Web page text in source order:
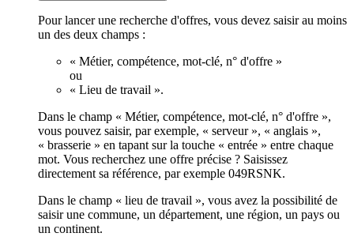
Pour lancer une recherche d'offres, vous devez saisir au moins
un des deux champs :
« Métier, compétence, mot-clé, n° d'offre »
ou
« Lieu de travail ».
Dans le champ « Métier, compétence, mot-clé, n° d'offre »,
vous pouvez saisir, par exemple, « serveur », « anglais »,
« brasserie » en tapant sur la touche « entrée » entre chaque
mot. Vous recherchez une offre précise ? Saisissez
directement sa référence, par exemple 049RSNK.
Dans le champ « lieu de travail », vous avez la possibilité de
saisir une commune, un département, une région, un pays ou
un continent.